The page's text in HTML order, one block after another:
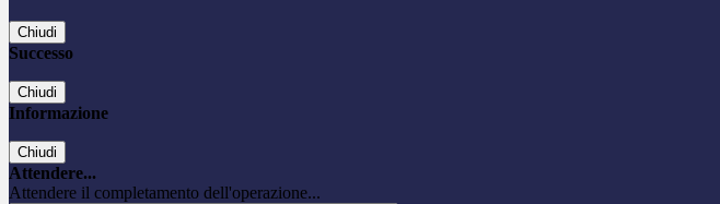
Chiudi
Successo
Chiudi
Informazione
Chiudi
Attendere...
Attendere il completamento dell'operazione...